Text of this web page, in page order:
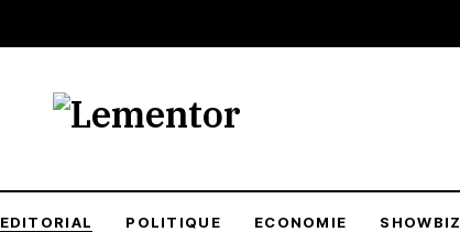
EDITORIAL POLITIQUE ECONOMIE SHOWBIZ